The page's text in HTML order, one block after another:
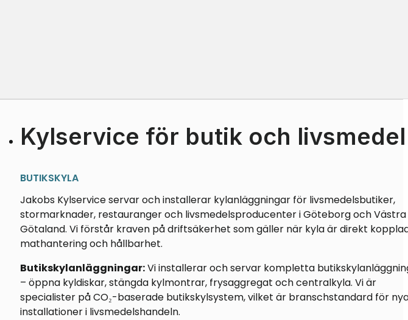
Kylservice för butik och livsmedel
BUTIKSKYLA
Jakobs Kylservice servar och installerar kylanläggningar för livsmedelsbutiker,
stormarknader, restauranger och livsmedelsproducenter i Göteborg och Västra
Götaland. Vi förstår kraven på driftsäkerhet som gäller när kyla är direkt
mathantering och hållbarhet.
Butikskylanläggningar:Vi installerar och servar kompletta
– öppna kyldiskar, stängda kylmontrar, frysaggregat och centralkyla. Vi är
specialister på CO₂-baserade butikskylsystem, vilket är branschstandard för
installationer i livsmedelshandeln.